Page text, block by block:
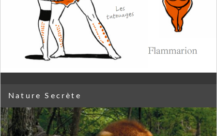
Nature Secrète